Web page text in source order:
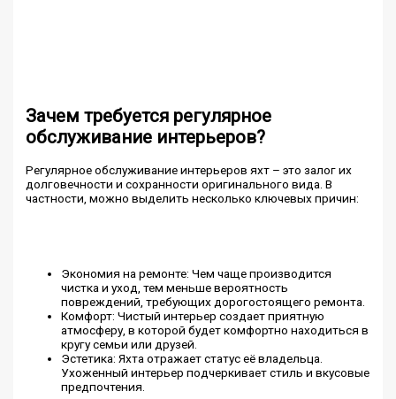
Зачем требуется регулярное
обслуживание интерьеров?
Регулярное обслуживание интерьеров яхт – это залог их
долговечности и сохранности оригинального вида. В
частности, можно выделить несколько ключевых причин:
Экономия на ремонте: Чем чаще производится
чистка и уход, тем меньше вероятность
повреждений, требующих дорогостоящего ремонта.
Комфорт: Чистый интерьер создает приятную
атмосферу, в которой будет комфортно находиться в
кругу семьи или друзей.
Эстетика: Яхта отражает статус её владельца.
Ухоженный интерьер подчеркивает стиль и вкусовые
предпочтения.